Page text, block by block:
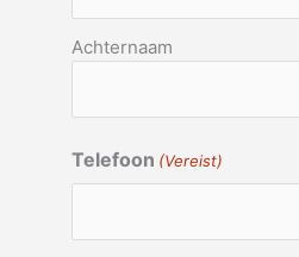
Achternaam
Telefoon (Vereist)